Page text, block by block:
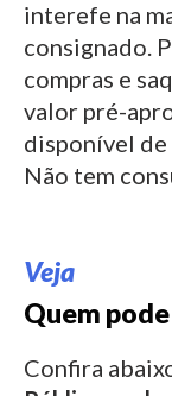
interefe na
consignado.
compras e
valor pré-
disponível
Não tem
Veja
Quem
Confira